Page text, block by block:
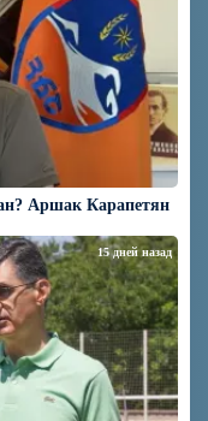
Аршак Карапетян
15 дней назад